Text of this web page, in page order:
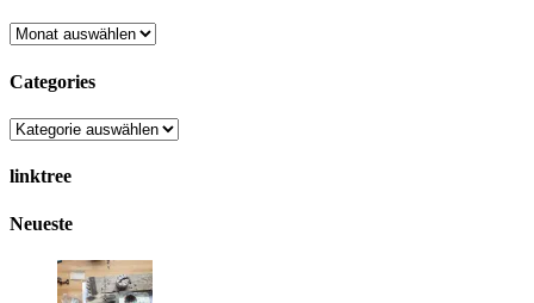
Archiv
Categories
Categories
linktree
Neueste